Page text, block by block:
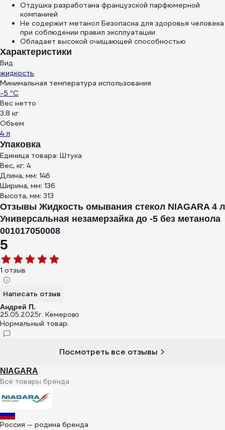
Отдушка разработана французской парфюмерной
компанией
Не содержит метанол Безопасна для здоровья человека
при соблюдении правил эксплуатации
Обладает высокой очищающей способностью
Характеристики
Вид
жидкость
Минимальная температура использования
-5 °С
Вес нетто
3.8 кг
Объем
4 л
Упаковка
Единица товара: Штука
Вес, кг: 4
Длина, мм: 146
Ширина, мм: 136
Высота, мм: 313
Отзывы Жидкость омывания стекол NIAGARA 4 л
Универсальная незамерзайка до -5 без метанола
001017050008
5
1 отзыв
Написать отзыв
Андрей П.
25.05.2025г. Кемерово
Нормальный товар.
Посмотреть все отзывы
NIAGARA
Все товары бренда
Россия — родина бренда